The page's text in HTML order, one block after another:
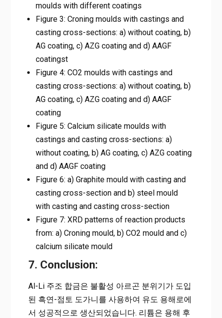
moulds with different coatings
Figure 3: Croning moulds with castings and
casting cross-sections: a) without coating, b)
AG coating, c) AZG coating and d) AAGF
coatingst
Figure 4: CO2 moulds with castings and
casting cross-sections: a) without coating, b)
AG coating, c) AZG coating and d) AAGF
coating
Figure 5: Calcium silicate moulds with
castings and casting cross-sections: a)
without coating, b) AG coating, c) AZG coating
and d) AAGF coating
Figure 6: a) Graphite mould with casting and
casting cross-section and b) steel mould
with casting and casting cross-section
Figure 7: XRD patterns of reaction products
from: a) Croning mould, b) CO2 mould and c)
calcium silicate mould
7. Conclusion:
Al-Li 주조 합금은 불활성 아르곤 분위기가 도입
된 흑연-점토 도가니를 사용하여 유도 용해로에
서 성공적으로 생산되었습니다. 리튬은 용해 후